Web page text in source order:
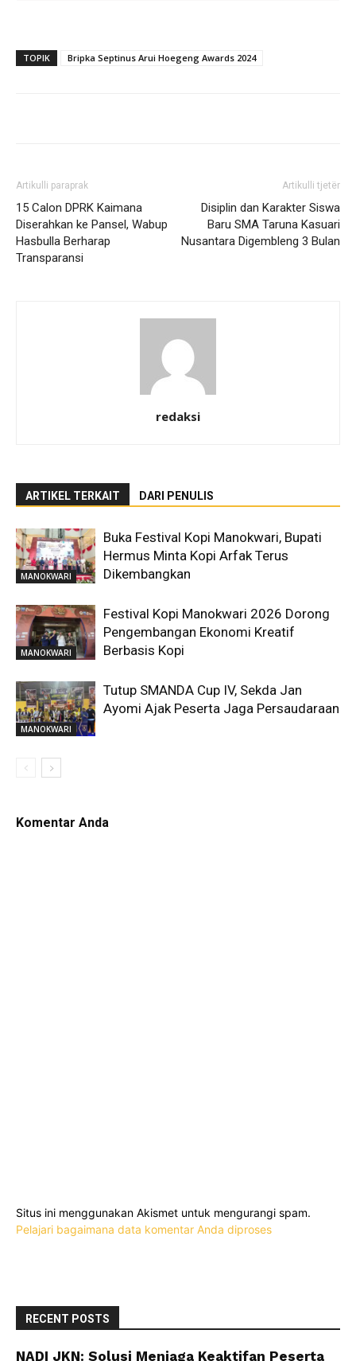
TOPIK Bripka Septinus Arui Hoegeng Awards 2024
Artikulli paraprak
15 Calon DPRK Kaimana
Diserahkan ke Pansel, Wabup
Hasbulla Berharap
Transparansi
Artikulli tjetër
Disiplin dan Karakter Siswa
Baru SMA Taruna Kasuari
Nusantara Digembleng 3 Bulan
redaksi
ARTIKEL TERKAIT DARI PENULIS
MANOKWARI
Buka Festival Kopi Manokwari, Bupati
Hermus Minta Kopi Arfak Terus
Dikembangkan
MANOKWARI
Festival Kopi Manokwari 2026 Dorong
Pengembangan Ekonomi Kreatif
Berbasis Kopi
MANOKWARI
Tutup SMANDA Cup IV, Sekda Jan
Ayomi Ajak Peserta Jaga Persaudaraan
Komentar Anda
Situs ini menggunakan Akismet untuk mengurangi spam.
Pelajari bagaimana data komentar Anda diproses
RECENT POSTS
NADI JKN: Solusi Menjaga Keaktifan Peserta